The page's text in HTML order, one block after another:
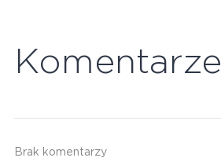
Komentarze
Brak komentarzy